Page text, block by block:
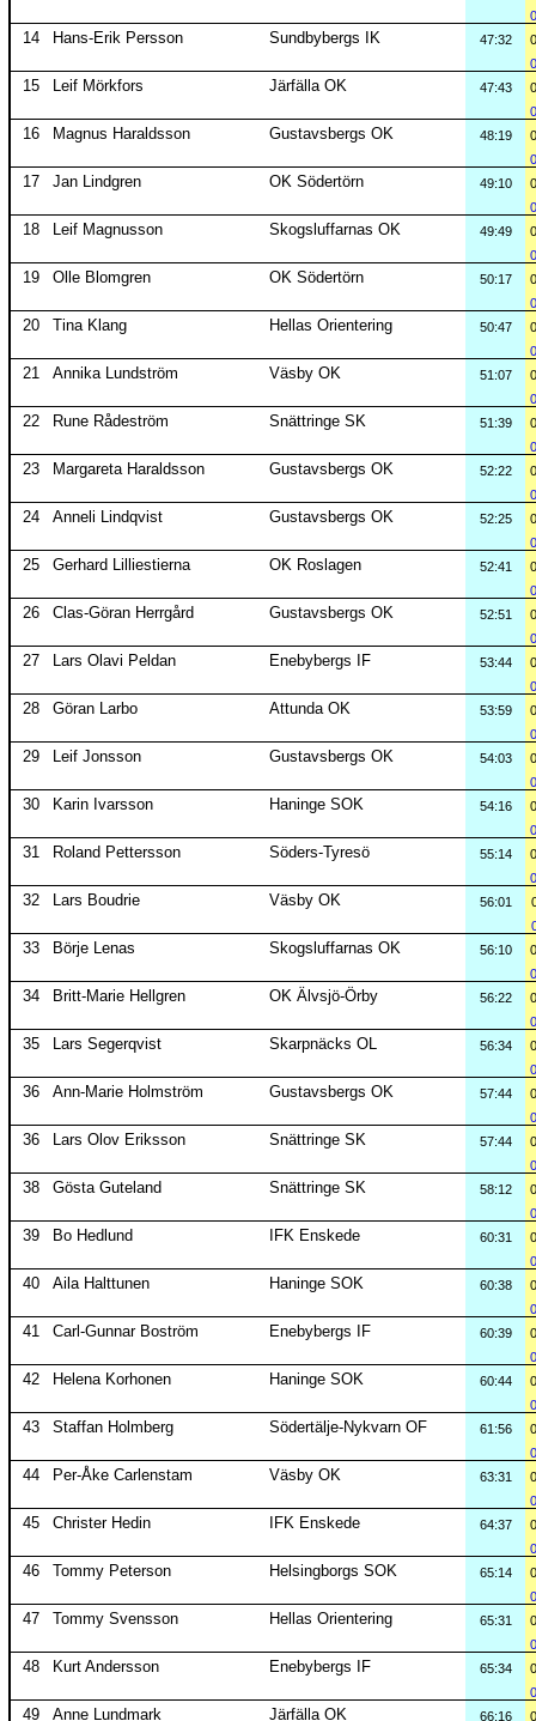
14 Hans-Erik Persson Sundbybergs IK 47:32
15 Leif Mörkfors Järfälla OK 47:43
16 Magnus Haraldsson Gustavsbergs OK 48:19
17 Jan Lindgren OK Södertörn 49:10
18 Leif Magnusson Skogsluffarnas OK 49:49
19 Olle Blomgren OK Södertörn 50:17
20 Tina Klang Hellas Orientering 50:47
21 Annika Lundström Väsby OK 51:07
22 Rune Rådeström Snättringe SK 51:39
23 Margareta Haraldsson Gustavsbergs OK 52:22
24 Anneli Lindqvist Gustavsbergs OK 52:25
25 Gerhard Lilliestierna OK Roslagen 52:41
26 Clas-Göran Herrgård Gustavsbergs OK 52:51
27 Lars Olavi Peldan Enebybergs IF 53:44
28 Göran Larbo Attunda OK 53:59
29 Leif Jonsson Gustavsbergs OK 54:03
30 Karin Ivarsson Haninge SOK 54:16
31 Roland Pettersson Söders-Tyresö 55:14
32 Lars Boudrie Väsby OK 56:01
33 Börje Lenas Skogsluffarnas OK 56:10
34 Britt-Marie Hellgren OK Älvsjö-Örby 56:22
35 Lars Segerqvist Skarpnäcks OL 56:34
36 Ann-Marie Holmström Gustavsbergs OK 57:44
36 Lars Olov Eriksson Snättringe SK 57:44
38 Gösta Guteland Snättringe SK 58:12
39 Bo Hedlund IFK Enskede 60:31
40 Aila Halttunen Haninge SOK 60:38
41 Carl-Gunnar Boström Enebybergs IF 60:39
42 Helena Korhonen Haninge SOK 60:44
43 Staffan Holmberg Södertälje-Nykvarn OF 61:56
44 Per-Åke Carlenstam Väsby OK 63:31
45 Christer Hedin IFK Enskede 64:37
46 Tommy Peterson Helsingborgs SOK 65:14
47 Tommy Svensson Hellas Orientering 65:31
48 Kurt Andersson Enebybergs IF 65:34
49 Anne Lundmark Järfälla OK 66:16